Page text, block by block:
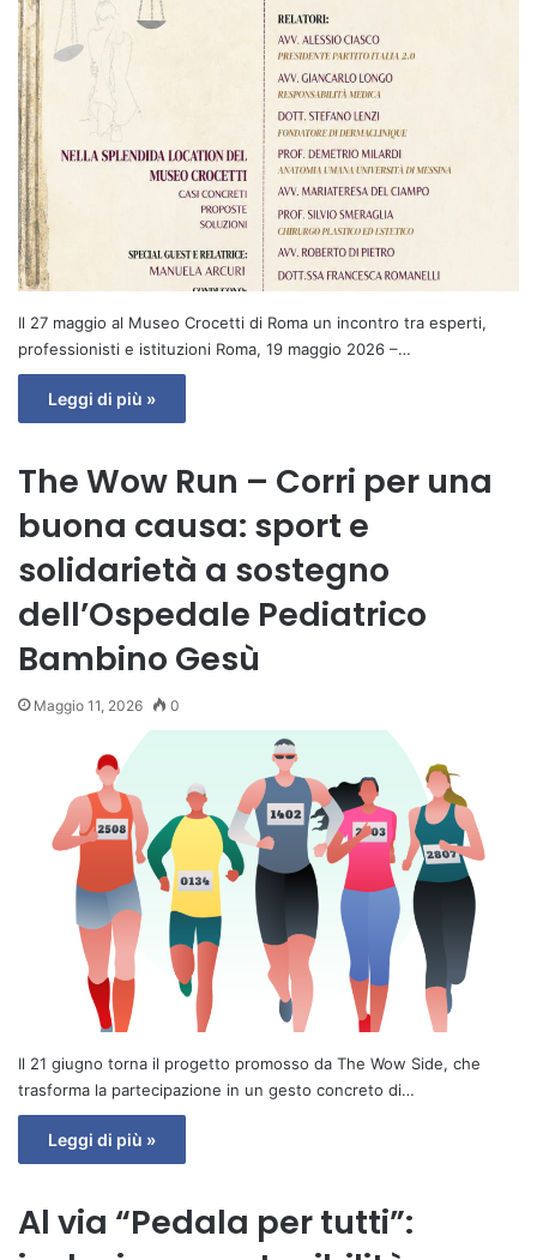
Il 27 maggio al Museo Crocetti di Roma un incontro tra esperti,
professionisti e istituzioni Roma, 19 maggio 2026 –…
Leggi di più »
The Wow Run – Corri per una
buona causa: sport e
solidarietà a sostegno
dell’Ospedale Pediatrico
Bambino Gesù
Maggio 11, 2026 0
Il 21 giugno torna il progetto promosso da The Wow Side, che
trasforma la partecipazione in un gesto concreto di…
Leggi di più »
Al via “Pedala per tutti”: